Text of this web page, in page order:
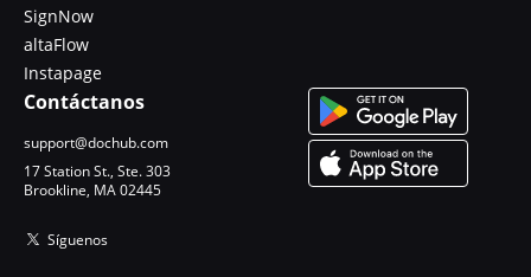
SignNow
altaFlow
Instapage
Contáctanos
support@dochub.com
17 Station St., Ste. 303
Brookline, MA 02445
Síguenos